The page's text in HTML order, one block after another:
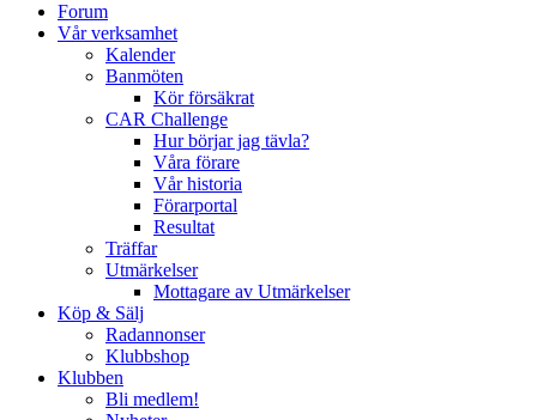
Forum
Vår verksamhet
Kalender
Banmöten
Kör försäkrat
CAR Challenge
Hur börjar jag tävla?
Våra förare
Vår historia
Förarportal
Resultat
Träffar
Utmärkelser
Mottagare av Utmärkelser
Köp & Sälj
Radannonser
Klubbshop
Klubben
Bli medlem!